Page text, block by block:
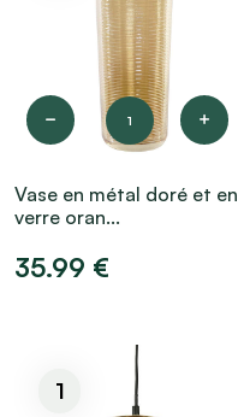
1
Vase en métal doré et en
verre oran...
35.99 €
1